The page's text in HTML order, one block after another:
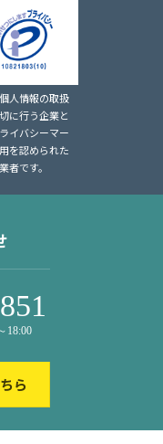
人情報の取扱
に行う企業と
イバシーマー
を認められた
者です。
18:00
ら